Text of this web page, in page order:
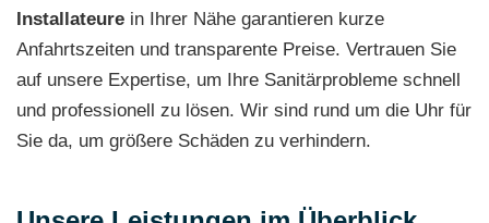
Installateure in Ihrer Nähe garantieren kurze
Anfahrtszeiten und transparente Preise. Vertrauen Sie
auf unsere Expertise, um Ihre Sanitärprobleme schnell
und professionell zu lösen. Wir sind rund um die Uhr für
Sie da, um größere Schäden zu verhindern.